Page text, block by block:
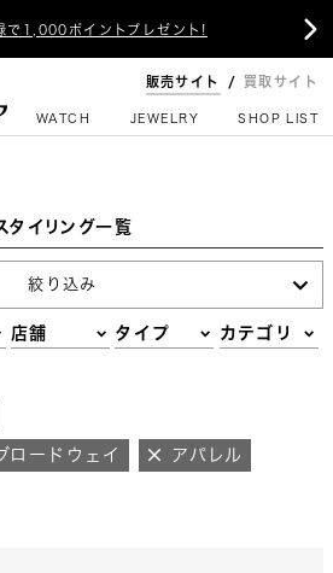
で1,000ポイントプレゼント! 
販売サイト 買取サイト
WATCH JEWELRY SHOP LIST
タイリング一覧
絞り込み
店舗 タイプ カテゴリ
ロードウェイ アパレル